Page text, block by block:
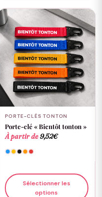
PORTE-CLÉS TONTON
Porte-clé « Bientôt tonton »
À partir de9,52€
Sélectionner les
options